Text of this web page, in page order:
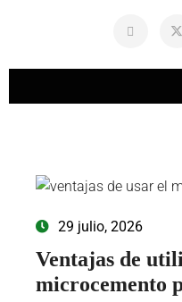
29 julio, 2026
Ventajas de
microcemento